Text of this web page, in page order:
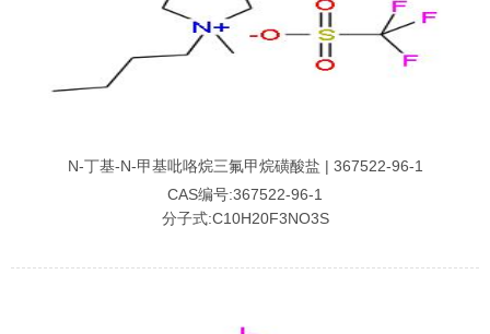
N-丁基-N-甲基吡咯烷三氟甲烷磺酸盐 | 367522-96-1
CAS编号:367522-96-1
分子式:C10H20F3NO3S